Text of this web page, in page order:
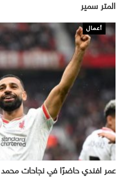
المتر سمير
أعمال
عمر افندي حاضرًا في نجاحات محمد صلاح